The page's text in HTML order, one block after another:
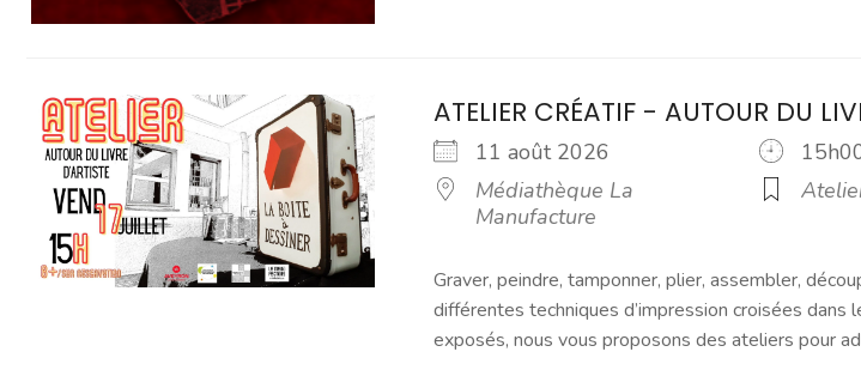
ATELIER CRÉATIF - AUTOUR DU
11 août 2026
Médiathèque La
Manufacture
Graver, peindre, tamponner, plier, assembler,
différentes techniques d’impression croisées dans
exposés, nous vous proposons des ateliers pour